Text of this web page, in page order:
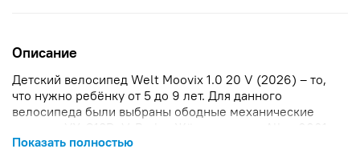
Описание
Детский велосипед Welt Moovix 1.0 20 V (2026) – то,
что нужно ребёнку от 5 до 9 лет. Для данного
велосипеда были выбраны ободные механические
тормоза YX-C18D: V-Brake. Жёсткая вилка Alloy 6061,
Compensation имеет лёгкий вес и обладает большим
Показать полностью